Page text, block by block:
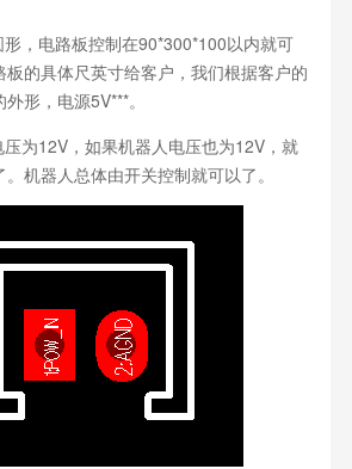
电路板控制在90*300*100以内就可
板的具体尺英寸给客户，我们根据客户的
形，电源5V***。
12V，如果机器人电压也为12V，就
机器人总体由开关控制就可以了。